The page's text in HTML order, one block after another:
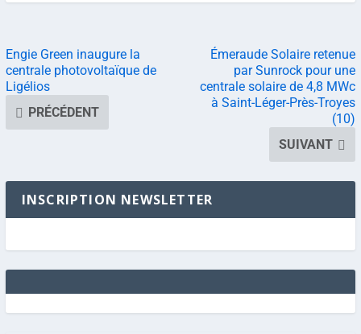
Engie Green inaugure la
centrale photovoltaïque de
Ligélios
PRÉCÉDENT
Émeraude Solaire retenue
par Sunrock pour une
centrale solaire de 4,8 MWc
à Saint-Léger-Près-Troyes
(10)
SUIVANT
INSCRIPTION NEWSLETTER